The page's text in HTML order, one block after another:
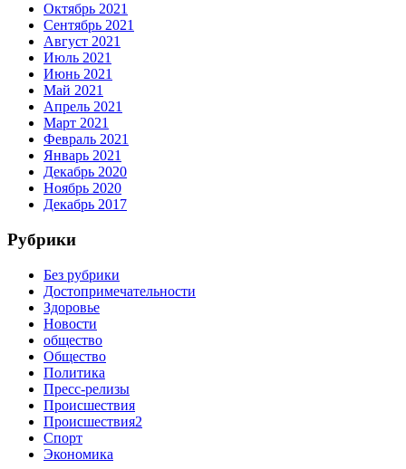
Октябрь 2021
Сентябрь 2021
Август 2021
Июль 2021
Июнь 2021
Май 2021
Апрель 2021
Март 2021
Февраль 2021
Январь 2021
Декабрь 2020
Ноябрь 2020
Декабрь 2017
Рубрики
Без рубрики
Достопримечательности
Здоровье
Новости
общество
Общество
Политика
Пресс-релизы
Происшествия
Происшествия2
Спорт
Экономика